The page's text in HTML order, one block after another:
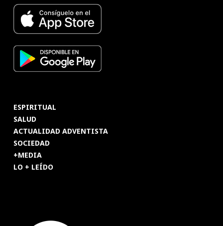
ESPIRITUAL
SALUD
ACTUALIDAD ADVENTISTA
SOCIEDAD
+MEDIA
LO + LEÍDO